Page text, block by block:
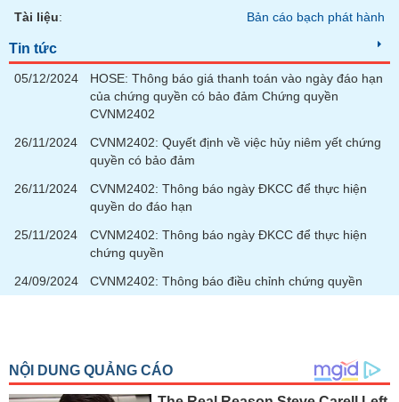
Tài liệu: Bản cáo bạch phát hành
Tin tức
05/12/2024
HOSE: Thông báo giá thanh toán vào ngày đáo hạn
của chứng quyền có bảo đảm Chứng quyền
CVNM2402
26/11/2024
CVNM2402: Quyết định về việc hủy niêm yết chứng
quyền có bảo đảm
26/11/2024
CVNM2402: Thông báo ngày ĐKCC để thực hiện
quyền do đáo hạn
25/11/2024
CVNM2402: Thông báo ngày ĐKCC để thực hiện
chứng quyền
24/09/2024
CVNM2402: Thông báo điều chỉnh chứng quyền
phân
(-)
vụ
tạo
Sách
tài